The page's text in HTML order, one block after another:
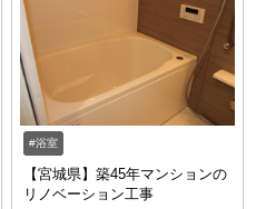
浴室
【宮城県】築45年マンションの
リノベーション工事